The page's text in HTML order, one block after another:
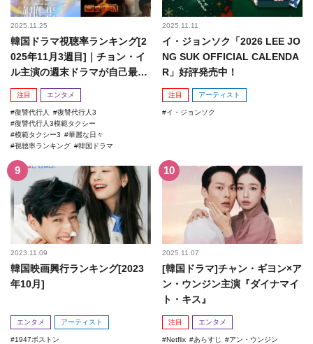
2025.11.25
韓国ドラマ視聴率ランキング[2
025年11月3週目]｜チョン・イ
ル主演の週末ドラマが自己最高
記録を更新！
注目 エンタメ
復讐代行人
復讐代行人3
復讐代行人3模範タクシー
模範タクシー3
華麗な日々
視聴率ランキング
韓国ドラマ
2025.11.11
イ・ジョンソク「2026 LEE JO
NG SUK OFFICIAL CALENDA
R」好評発売中！
注目 アーティスト
イ・ジョンソク
2023.11.09
韓国映画興行ランキング[2023
年10月]
エンタメ アーティスト
1947ボストン
2025.11.07
[韓国ドラマ]チャン・ギヨン×ア
ン・ウンジン主演『ダイナマイ
ト・キス』
注目 エンタメ
Netflix あらすじ
アン・ウンジン